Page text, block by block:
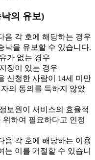
의 유보)
각 호에 해당하는 경우
낙을 유보할 수 있습니다.
가 없는 경우
장이 있는 경우
신청한 사람이 14세 미만
의 동의를 득하지 않았
보원이 서비스의 효율적
위하여 필요하다고 인정
각 호에 해당하는 이용
는 이를 거절할 수 있습니